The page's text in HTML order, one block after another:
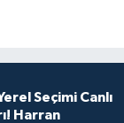
Seçimi Canlı
Harran